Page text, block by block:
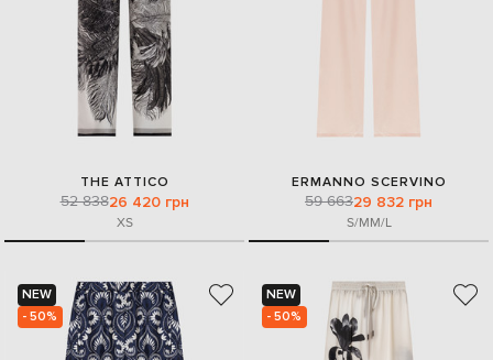
THE ATTICO
52 83826 420 грн
XS
ERMANNO SCERVINO
59 66329 832 грн
S/MM/L
NEW
- 50%
NEW
- 50%